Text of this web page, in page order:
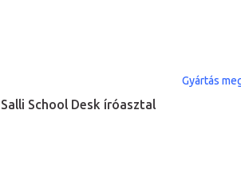
Salli School Desk íróasztal
Gyártás